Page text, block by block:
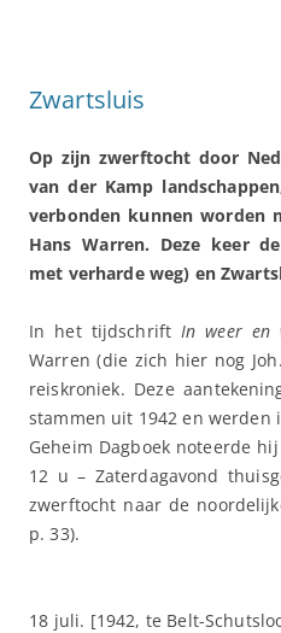
Zwartsluis
Op zijn zwerftocht door
van der Kamp
verbonden kunnen worden
Hans Warren. Deze keer
met verharde weg) en
In het tijdschriftIn weer en
Warren (die zich hier nog
reiskroniek. Deze
stammen uit 1942 en werden
Geheim Dagboek noteerde
12 u – Zaterdagavond
zwerftocht naar de
p. 33).
18 juli. [1942, te Belt-